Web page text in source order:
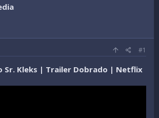
#1
Sr. Kleks | Trailer Dobrado | Netflix